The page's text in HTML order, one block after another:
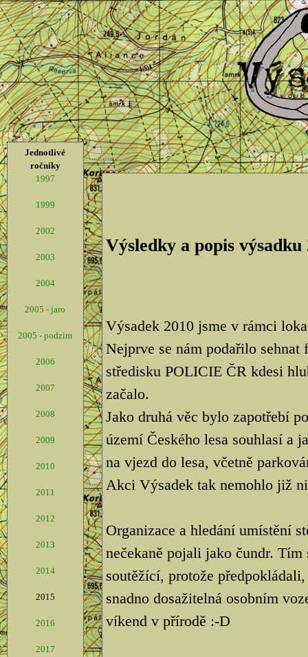
Jednotlivé
ročníky
1997
1999
2002
2003
2004
2005 - jaro
2005 - podzim
2006
2007
2008
2009
2010
2011
2012
2013
2014
2015
2016
2017
Výsledky a popis výsadku
Výsadek 2010 jsme v rámci
Nejprve se nám podařilo
středisku POLICIE ČR kdesi
začalo.
Jako druhá věc bylo zapotřebí
území Českého lesa souhlasí a
na vjezd do lesa, včetně
Akci Výsadek tak nemohlo již
Organizace a hledání umístění
nečekaně pojali jako čundr.
soutěžící, protože
snadno dosažitelná osobním
víkend v přírodě :-D